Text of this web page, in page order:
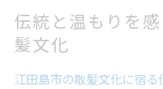
伝統と温もりを
髪文化
江田島市の散髪文化に宿る